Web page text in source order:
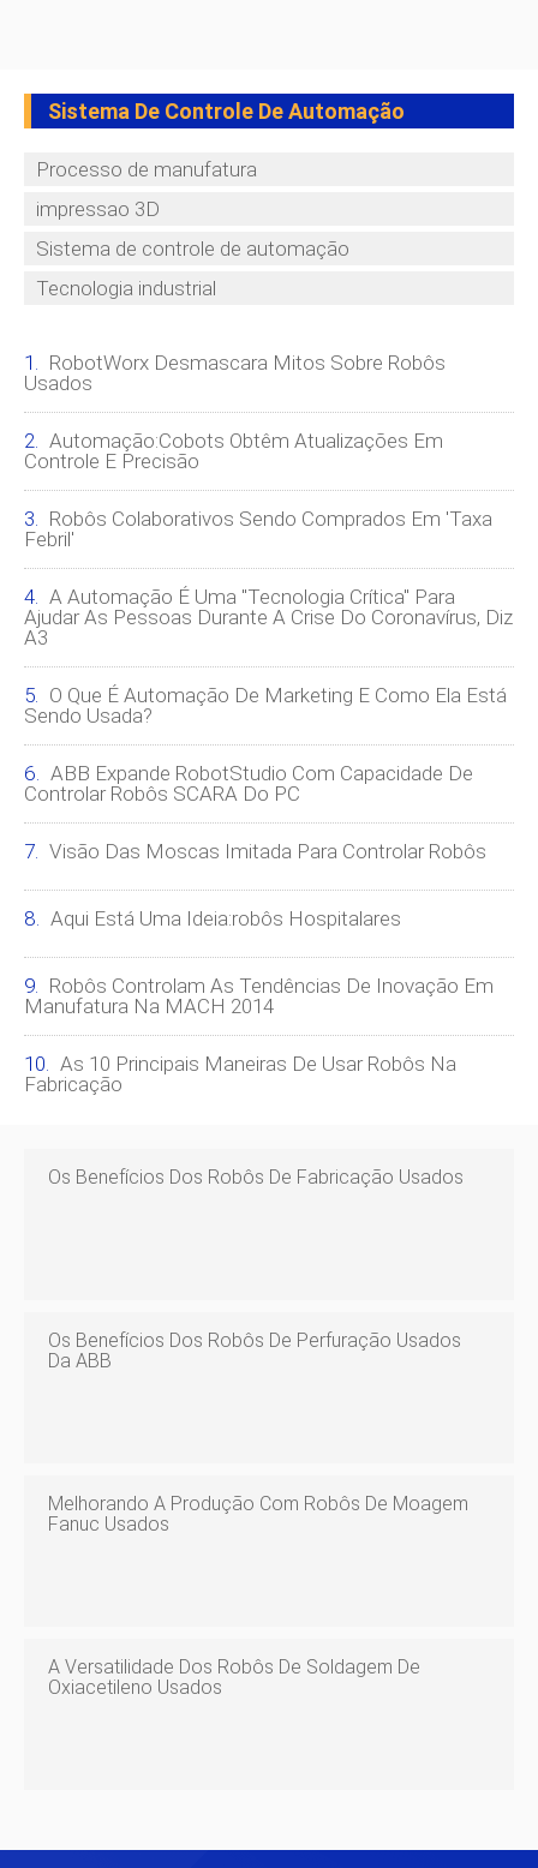
Sistema De Controle De Automação
Processo de manufatura
impressao 3D
Sistema de controle de automação
Tecnologia industrial
RobotWorx Desmascara Mitos Sobre Robôs
Usados ​​
Automação:Cobots Obtêm Atualizações Em
Controle E Precisão
Robôs Colaborativos Sendo Comprados Em 'taxa
Febril'
A Automação É Uma "tecnologia Crítica" Para
Ajudar As Pessoas Durante A Crise Do Coronavírus, Diz
A3
O Que É Automação De Marketing E Como Ela Está
Sendo Usada?
ABB Expande RobotStudio Com Capacidade De
Controlar Robôs SCARA Do PC
Visão Das Moscas Imitada Para Controlar Robôs
Aqui Está Uma Ideia:robôs Hospitalares
Robôs Controlam As Tendências De Inovação Em
Manufatura Na MACH 2014
As 10 Principais Maneiras De Usar Robôs Na
Fabricação
Os Benefícios Dos Robôs De Fabricação Usados
Os Benefícios Dos Robôs De Perfuração Usados ​​
Da ABB
Melhorando A Produção Com Robôs De Moagem
Fanuc Usados
A Versatilidade Dos Robôs De Soldagem De
Oxiacetileno Usados